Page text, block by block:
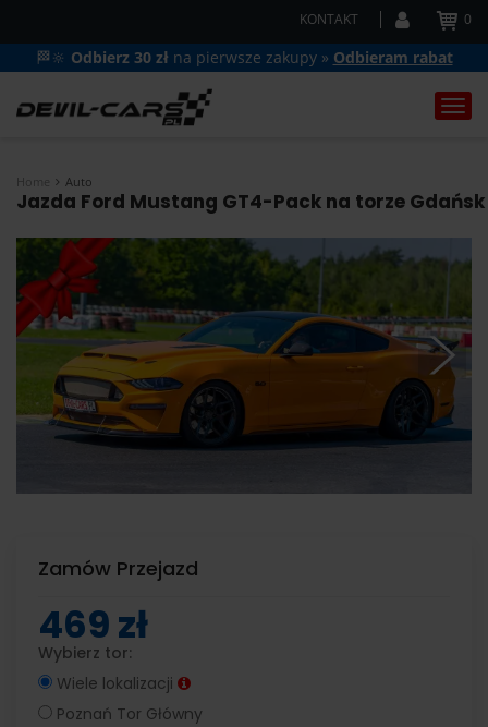
KONTAKT 0
🏁🔆 Odbierz 30 zł na pierwsze zakupy » Odbieram rabat
Home Auto
Jazda Ford Mustang GT4-Pack na torze
Zamów Przejazd
469 zł
Wybierz tor:
Wiele lokalizacji
Poznań Tor Główny